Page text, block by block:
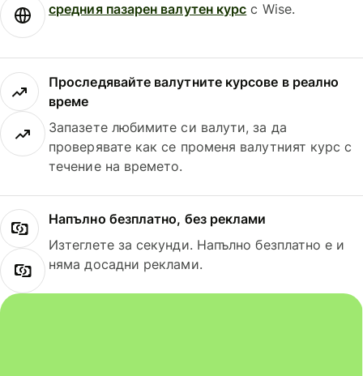
средния пазарен валутен курс с Wise.
Проследявайте валутните курсове в реално
време
Запазете любимите си валути, за да
проверявате как се променя валутният курс с
течение на времето.
Напълно безплатно, без реклами
Изтеглете за секунди. Напълно безплатно е и
няма досадни реклами.